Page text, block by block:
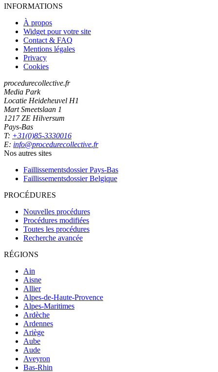
INFORMATIONS
À propos
Widget pour votre site
Contact & FAQ
Mentions légales
Privacy
Cookies
procedurecollective.fr
Media Park
Locatie Heideheuvel H1
Mart Smeetslaan 1
1217 ZE Hilversum
Pays-Bas
T: +31(0)85-3330016
E: info@procedurecollective.fr
Nos autres sites
Faillissementsdossier Pays-Bas
Faillissementsdossier Belgique
PROCÉDURES
Nouvelles procédures
Procédures modifiées
Toutes les procédures
Recherche avancée
RÉGIONS
Ain
Aisne
Allier
Alpes-de-Haute-Provence
Alpes-Maritimes
Ardèche
Ardennes
Ariège
Aube
Aude
Aveyron
Bas-Rhin